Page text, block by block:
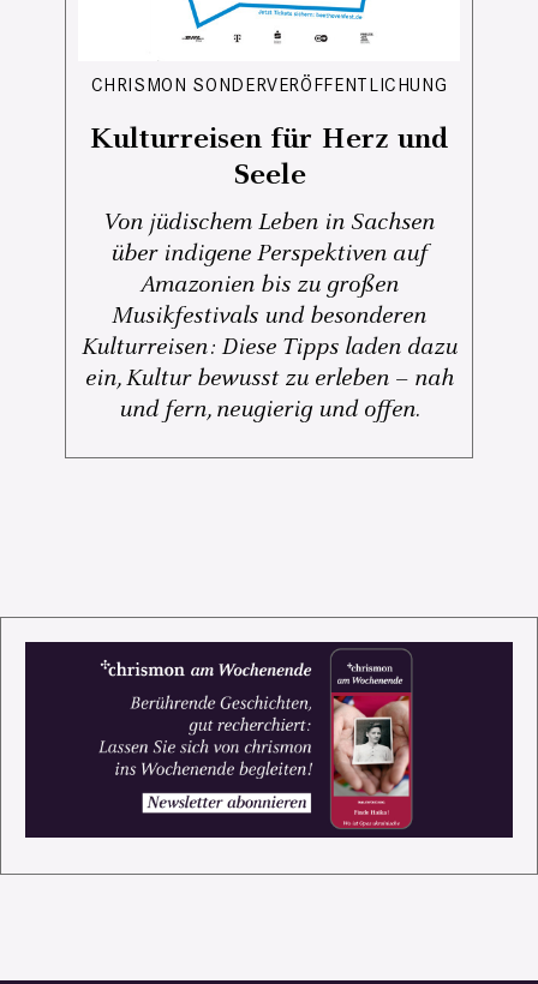
CHRISMON SONDERVERÖFFENTLICHUNG
Kulturreisen für Herz und
Seele
Von jüdischem Leben in Sachsen
über indigene Perspektiven auf
Amazonien bis zu großen
Musikfestivals und besonderen
Kulturreisen: Diese Tipps laden dazu
ein, Kultur bewusst zu erleben – nah
und fern, neugierig und offen.